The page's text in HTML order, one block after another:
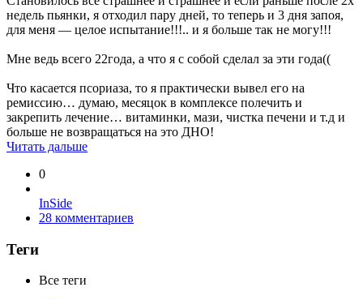
недель пьянки, я отходил пару дней, то теперь и 3 дня запоя,
для меня — целое испытание!!!.. и я больше так не могу!!!
Мне ведь всего 22года, а что я с собой сделал за эти года((
Что касается псориаза, то я практически вывел его на
ремиссию… думаю, месяцок в комплексе полечить и
закрепить лечение… витаминки, мази, чистка печени и т.д и
больше не возвращаться на это ДНО!
Читать дальше
0
InSide
28 комментариев
Теги
Все теги